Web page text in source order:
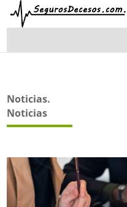
Noticias.
Noticias